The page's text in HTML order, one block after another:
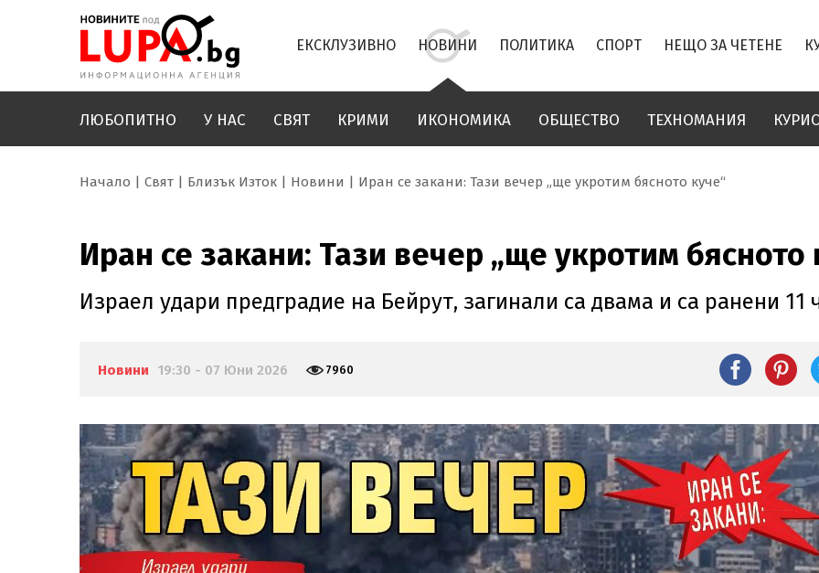
ЕКСКЛУЗИВНО НОВИНИ ПОЛИТИКА СПОРТ НЕЩО ЗА ЧЕТЕНЕ
ЛЮБОПИТНО У НАС СВЯТ КРИМИ ИКОНОМИКА ОБЩЕСТВО ТЕХНОМАНИЯ
Начало Свят Близък Изток Новини Иран се закани: Тази вечер „ще укротим бясното куче“
Иран се закани: Тази вечер „ще укротим бясното
Израел удари предградие на Бейрут, загинали са двама и са ранени 11
Новини 19:30 - 07 Юни 2026 7960